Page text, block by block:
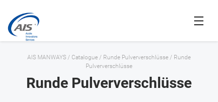
AIS MANWAYS / Catalogue / Runde Pulververschlüsse / Runde
Pulververschlüsse
Runde Pulververschlüsse